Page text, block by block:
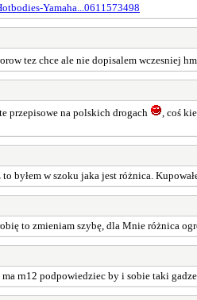
Yamaha...0611573498
tez chce ale nie dopisalem wczesniej
przepisowe na polskich drogach
, coś
byłem w szoku jaka jest różnica.
to zmieniam szybę, dla Mnie różnica
rn12 podpowiedziec by i sobie taki